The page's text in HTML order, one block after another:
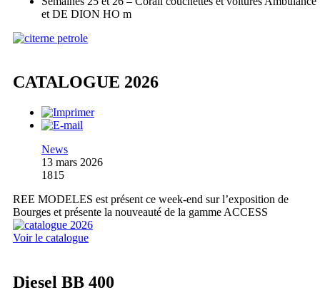
et DE DION HO m
CATALOGUE 2026
News
13 mars 2026
1815
REE MODELES est présent ce week-end sur l’exposition de
Bourges et présente la nouveauté de la gamme ACCESS
Voir le catalogue
Diesel BB 400